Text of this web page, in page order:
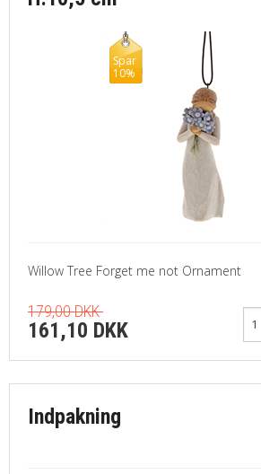
Spar
10%
Willow Tree Forget me not Ornament
179,00 DKK
161,10 DKK
Indpakning